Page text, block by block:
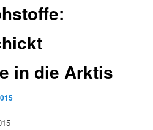
in die Arktis